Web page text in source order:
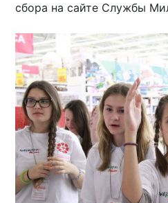
сбора на сайте Службы